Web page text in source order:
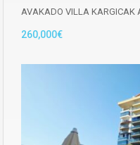
AVAKADO VILLA
260,000€